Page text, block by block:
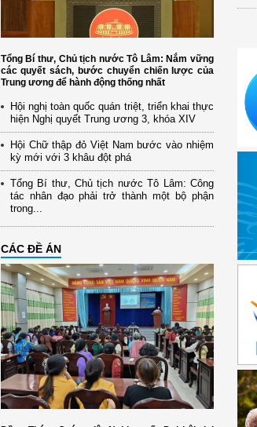
Tổng Bí thư, Chủ tịch nước Tô Lâm: Nắm vững
các quyết sách, bước chuyển chiến lược của
Trung ương để hành động thống nhất
Hội nghị toàn quốc quán triệt, triển khai thực
hiện Nghị quyết Trung ương 3, khóa XIV
Hội Chữ thập đỏ Việt Nam bước vào nhiệm
kỳ mới với 3 khâu đột phá
Tổng Bí thư, Chủ tịch nước Tô Lâm: Công
tác nhân đạo phải trở thành một bộ phận
trong...
CÁC ĐỀ ÁN